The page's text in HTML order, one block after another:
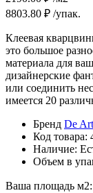
8803.80 ₽ /упак.
Клеевая
это большое
материала для
дизайнерские
или соединить
имеется 20
Бренд De Art
Код товара:
Наличие:
Объем в
Ваша площадь м2: